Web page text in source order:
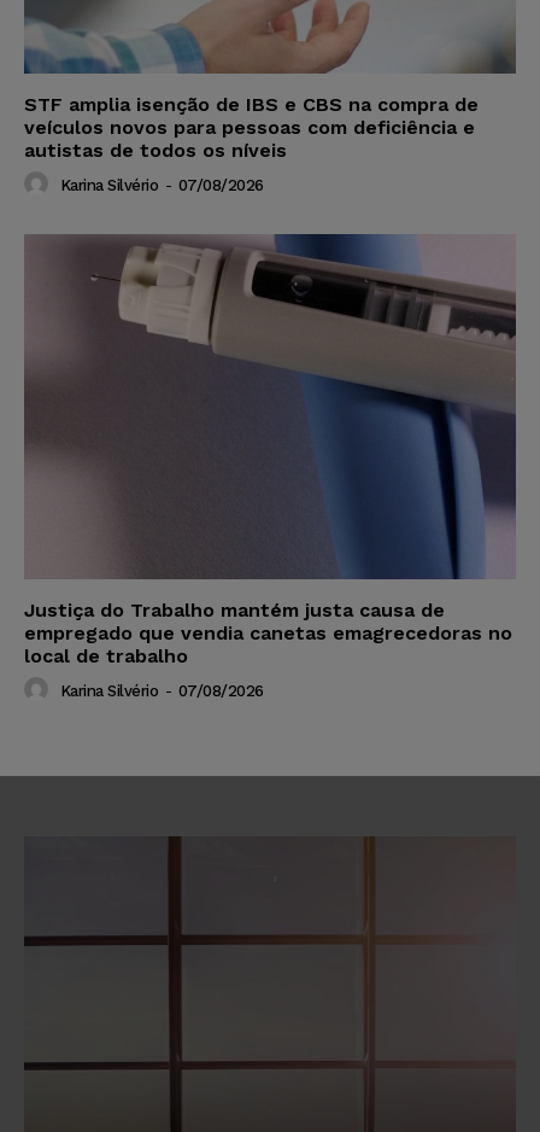
STF amplia isenção de IBS e CBS na compra de
veículos novos para pessoas com deficiência e
autistas de todos os níveis
Karina Silvério - 07/08/2026
Justiça do Trabalho mantém justa causa de
empregado que vendia canetas emagrecedoras no
local de trabalho
Karina Silvério - 07/08/2026